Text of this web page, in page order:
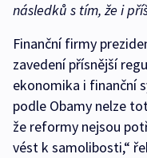
následků s tím, že i
Finanční firmy
zavedení přísnější
ekonomika i finanční
podle Obamy nelze
že reformy nejsou
vést k samolibosti,“